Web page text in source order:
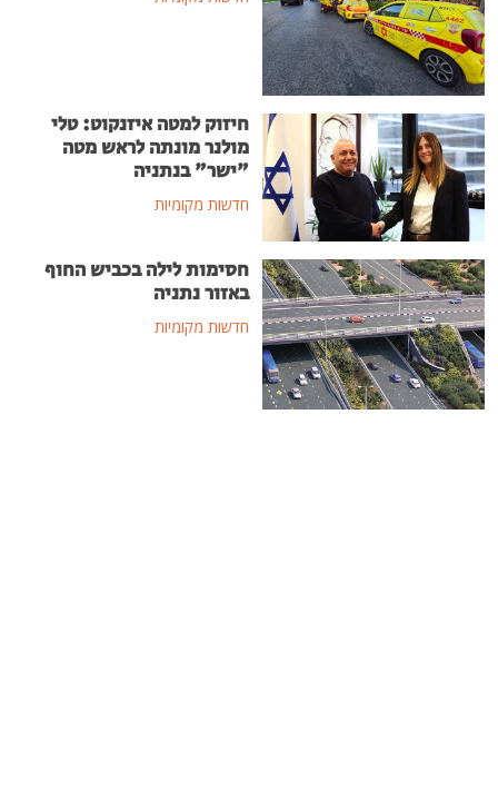
חיזוק למטה איזנקוט: טלי
מולנר מונתה לראש מטה
"ישר" בנתניה
חדשות מקומיות
חסימות לילה בכביש החוף
באזור נתניה
חדשות מקומיות